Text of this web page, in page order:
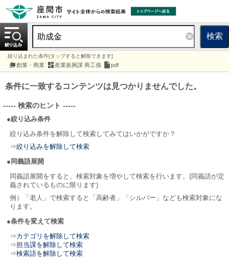
検索
絞り込まれた条件[タップすると解除できます]
創業・商業 産業振興課 商工係 pdf
条件に一致するコンテンツは見つかりませんでした。
----- 検索のヒント -----
●絞り込み条件
絞り込み条件を解除して検索してみてはいかがですか？
⇒絞り込みを解除して検索
●同義語展開
同義語展開をすると、検索対象を増やして検索を行います。(同義語が定
義されているものに限ります)
例）「老人」で検索すると「高齢者」「シルバー」なども検索対象にな
ります。
●条件を変えて検索
⇒カテゴリを解除して検索
⇒担当課を解除して検索
⇒検索語を解除して検索